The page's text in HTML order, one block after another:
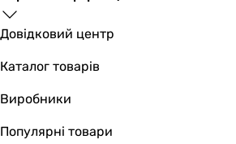
Довідковий центр
Каталог товарів
Виробники
Популярні товари